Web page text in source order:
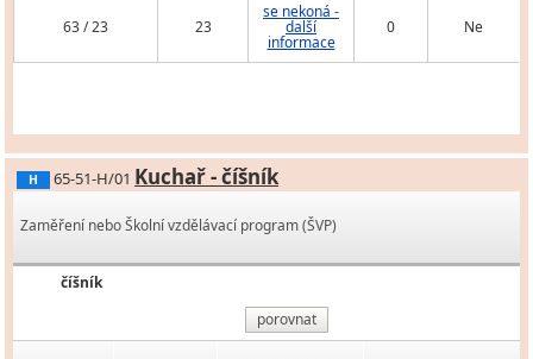
63 / 23 23
se nekoná -
další
informace
0 Ne
H 65-51-H/01 Kuchař - číšník
Zaměření nebo Školní vzdělávací program (ŠVP)
číšník
porovnat